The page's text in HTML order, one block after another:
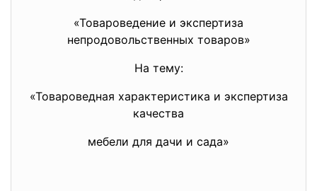
«Товароведение и экспертиза
непродовольственных товаров»
На тему:
«Товароведная характеристика и экспертиза
качества
мебели для дачи и сада»